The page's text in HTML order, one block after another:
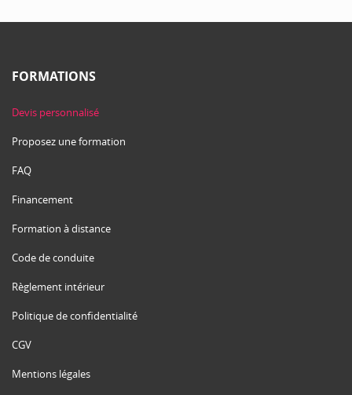
FORMATIONS
Devis personnalisé
Proposez une formation
FAQ
Financement
Formation à distance
Code de conduite
Règlement intérieur
Politique de confidentialité
CGV
Mentions légales